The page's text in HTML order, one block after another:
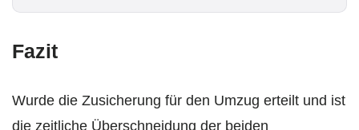
*
Fazit
Wurde die Zusicherung für den Umzug erteilt und ist
die zeitliche Überschneidung der beiden